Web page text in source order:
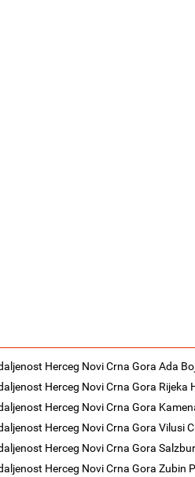
Herceg Novi Crna Gora Ada
Herceg Novi Crna Gora Rijeka
Herceg Novi Crna Gora
Herceg Novi Crna Gora Vilusi
Herceg Novi Crna Gora
Herceg Novi Crna Gora Zubin